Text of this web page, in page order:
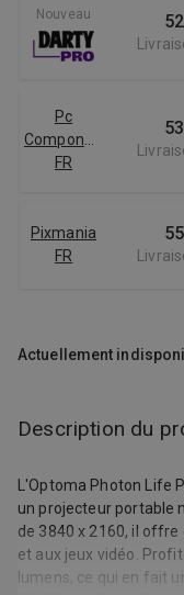
Nouveau
Pc
Componentes
FR
Pixmania
FR
Actuellement
Description du
L'Optoma Photon Life
un projecteur portable
de 3840 x 2160, il offre
et aux jeux vidéo.
lumens, ce qui en fait